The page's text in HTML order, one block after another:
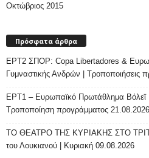
Οκτώβριος 2015
Πρόσφατα άρθρα
ΕΡΤ2 ΣΠΟΡ: Copa Libertadores &
Γυμναστικής Ανδρών | Τροποποιήσεις
ΕΡΤ1 – Ευρωπαϊκό Πρωτάθλημα Βόλεϊ
Τροποποίηση προγράμματος 21.08.2026
ΤΟ ΘΕΑΤΡΟ ΤΗΣ ΚΥΡΙΑΚΗΣ ΣΤΟ
του Λουκιανού | Κυριακή 09.08.2026